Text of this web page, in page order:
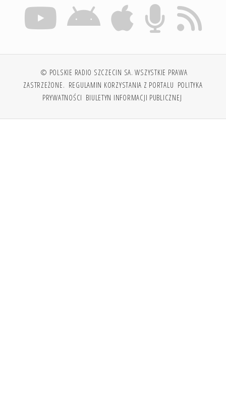
© POLSKIE RADIO SZCZECIN SA. WSZYSTKIE PRAWA
ZASTRZEŻONE. REGULAMIN KORZYSTANIA Z PORTALU POLITYKA
PRYWATNOŚCI BIULETYN INFORMACJI PUBLICZNEJ